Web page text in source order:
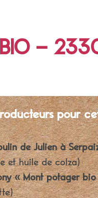
BIO –
pour
de Julien à
et huile de colza)
« Mont potager